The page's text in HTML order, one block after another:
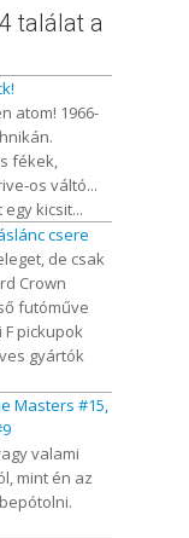
találat a
atom! 1966-
fékek,
os váltó...
kicsit...
csere
de csak
Crown
futóműve
pickupok
gyártók
Masters #15,
valami
mint én az